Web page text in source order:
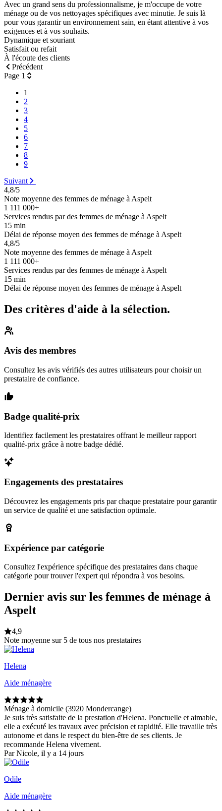
Avec un grand sens du professionnalisme, je m'occupe de votre
ménage ou de vos nettoyages spécifiques avec minutie. Je suis là
pour vous garantir un environnement sain, en étant attentive à vos
exigences et à vos souhaits.
Dynamique et souriant
Satisfait ou refait
À l'écoute des clients
Précédent
Page 1
1
2
3
4
5
6
7
8
9
Suivant
4,8/5
Note moyenne des femmes de ménage à Aspelt
1 111 000+
Services rendus par des femmes de ménage à Aspelt
15 min
Délai de réponse moyen des femmes de ménage à Aspelt
4,8/5
Note moyenne des femmes de ménage à Aspelt
1 111 000+
Services rendus par des femmes de ménage à Aspelt
15 min
Délai de réponse moyen des femmes de ménage à Aspelt
Des critères d'aide à la sélection.
Avis des membres
Consultez les avis vérifiés des autres utilisateurs pour choisir un
prestataire de confiance.
Badge qualité-prix
Identifiez facilement les prestataires offrant le meilleur rapport
qualité-prix grâce à notre badge dédié.
Engagements des prestataires
Découvrez les engagements pris par chaque prestataire pour garantir
un service de qualité et une satisfaction optimale.
Expérience par catégorie
Consultez l'expérience spécifique des prestataires dans chaque
catégorie pour trouver l'expert qui répondra à vos besoins.
Dernier avis sur les femmes de ménage à
Aspelt
4,9
Note moyenne sur 5 de tous nos prestataires
Helena
Aide ménagère
Ménage à domicile (3920 Mondercange)
Je suis très satisfaite de la prestation d'Helena. Ponctuelle et aimable,
elle a exécuté les travaux avec précision et rapidité. Elle travaille très
autonome et dans le respect du bien-être de ses clients. Je
recommande Helena vivement.
Par Nicole, il y a 14 jours
Odile
Aide ménagère